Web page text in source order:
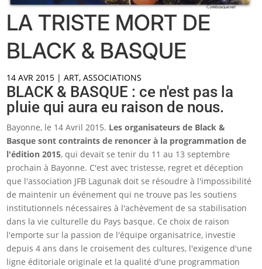
LA TRISTE MORT DE
BLACK & BASQUE
14 AVR 2015 |ART,ASSOCIATIONS
BLACK & BASQUE : ce n'est pas la
pluie qui aura eu raison de nous.
Bayonne, le 14 Avril 2015. Les organisateurs de Black &
Basque sont contraints de renoncer à la programmation de
l'édition 2015, qui devait se tenir du 11 au 13 septembre
prochain à Bayonne. C'est avec tristesse, regret et déception
que l'association JFB Lagunak doit se résoudre à l'impossibilité
de maintenir un événement qui ne trouve pas les soutiens
institutionnels nécessaires à l'achèvement de sa stabilisation
dans la vie culturelle du Pays basque. Ce choix de raison
l'emporte sur la passion de l'équipe organisatrice, investie
depuis 4 ans dans le croisement des cultures, l'exigence d'une
ligne éditoriale originale et la qualité d'une programmation